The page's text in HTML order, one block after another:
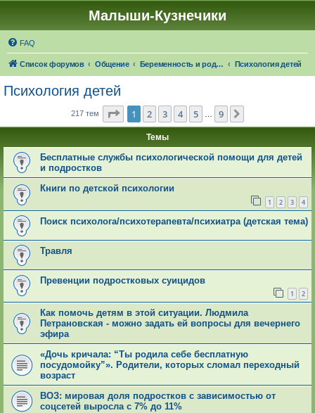
Малыши-Кузнечики
FAQ
Список форумов Общение Беременность и роды. О детях Психология детей
Психология детей
217 тем Страница из
1 2 3 4 5 9
Темы
Бесплатные службы психологической помощи для детей
и подростков
Книги по детской психологии
1 2 3 4
Поиск психолога/психотерапевта/психиатра (детская тема)
Травля
Превенции подростковых суицидов
1 2
Как помочь детям в этой ситуации. Людмила
Петрановская - можно задать ей вопросы для вечернего
эфира
«Дочь кричала: “Ты родила себе бесплатную
посудомойку”». Родители, которых сломал переходный
возраст
ВОЗ: мировая доля подростков с зависимостью от
соцсетей выросла с 7% до 11%